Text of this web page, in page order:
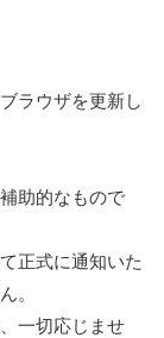
ラウザを更新し
助的なもので
正式に通知いた
。
一切応じませ